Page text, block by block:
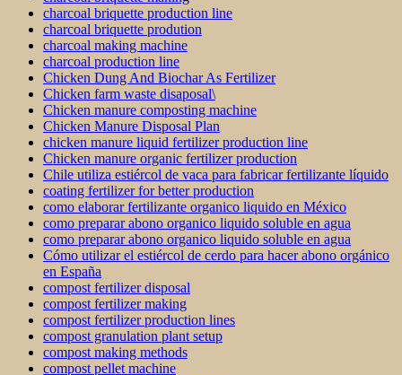
charcoal briquette production line
charcoal briquette prodution
charcoal making machine
charcoal production line
Chicken Dung And Biochar As Fertilizer
Chicken farm waste disaposal\
Chicken manure composting machine
Chicken Manure Disposal Plan
chicken manure liquid fertilizer production line
Chicken manure organic fertilizer production
Chile utiliza estiércol de vaca para fabricar fertilizante líquido
coating fertilizer for better production
como elaborar fertilizante organico liquido en México
como preparar abono organico liquido soluble en agua
como preparar abono organico liquido soluble en agua
Cómo utilizar el estiércol de cerdo para hacer abono orgánico
en España
compost fertilizer disposal
compost fertilizer making
compost fertilizer production lines
compost granulation plant setup
compost making methods
compost pellet machine